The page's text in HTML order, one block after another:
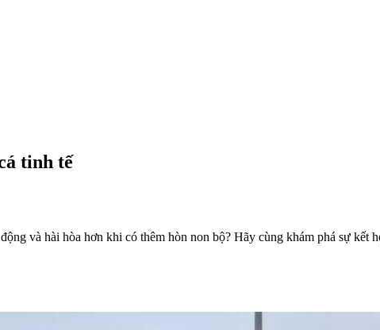
tinh tế
và hài hòa hơn khi có thêm hòn non bộ? Hãy cùng khám phá sự